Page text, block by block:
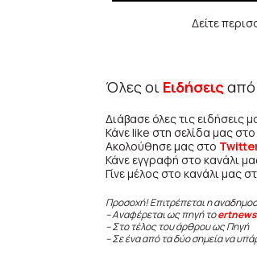
Δείτε
Όλες οι Ειδήσεις από
Διάβασε όλες τις ειδήσεις
Κάνε like στη σελίδα μας στο
Ακολούθησε μας στο
Κάνε εγγραφή στο κανάλι
Γίνε μέλος στο κανάλι μας
Προσοχή! Επιτρέπεται η
– Αναφέρεται ως πηγή το
– Στο τέλος του άρθρου ως Πηγή
– Σε ένα από τα δύο σημεία να